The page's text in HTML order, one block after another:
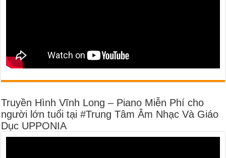
Truyền Hình Vĩnh Long – Piano Miễn Phí cho
người lớn tuổi tại #Trung Tâm Âm Nhạc Và Giáo
Dục UPPONIA